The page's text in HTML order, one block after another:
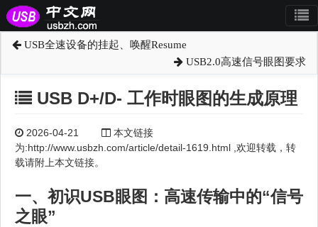
USB全速设备的挂起、唤醒Resume
USB2.0高速信号眼图要求
USB D+/D- 工作时眼图的生成原理
2026-04-21
本文链接
为:http://www.usbzh.com/article/detail-1619.html ,欢迎转载，转
载请附上本文链接。
一、初识USB眼图： 高速传输中的“信号
之眼”